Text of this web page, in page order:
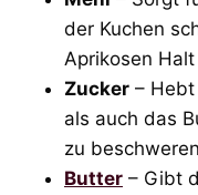
der Kuchen
Aprikosen
Zucker –
als auch das
zu
Butter – Gibt